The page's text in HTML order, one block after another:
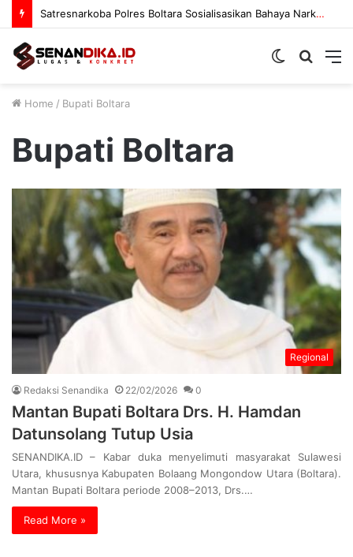
Satresnarkoba Polres Boltara Sosialisasikan Bahaya Narkoba
Search
Switch
Home / Bupati Boltara
Bupati Boltara
Regional
Redaksi Senandika 22/02/2026 0
Mantan Bupati Boltara Drs. H. Hamdan
Datunsolang Tutup Usia
SENANDIKA.ID – Kabar duka menyelimuti masyarakat Sulawesi
Utara, khususnya Kabupaten Bolaang Mongondow Utara (Boltara).
Mantan Bupati Boltara periode 2008–2013, Drs.…
Read More »